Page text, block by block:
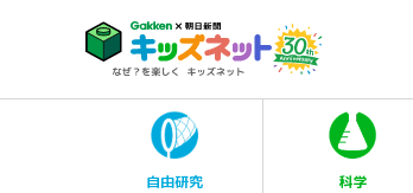
自由研究 科学